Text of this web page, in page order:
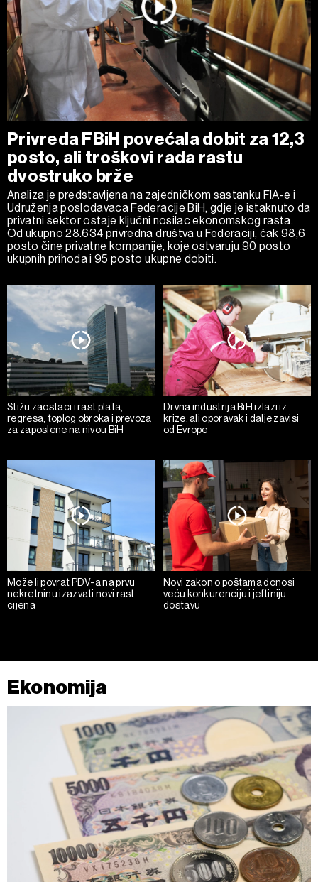
Privreda FBiH povećala dobit za 12,3
posto, ali troškovi rada rastu
dvostruko brže
Analiza je predstavljena na zajedničkom sastanku FIA-e i
Udruženja poslodavaca Federacije BiH, gdje je istaknuto da
privatni sektor ostaje ključni nosilac ekonomskog rasta.
Od ukupno 28.634 privredna društva u Federaciji, čak 98,6
posto čine privatne kompanije, koje ostvaruju 90 posto
ukupnih prihoda i 95 posto ukupne dobiti.
Stižu zaostaci i rast plata,
regresa, toplog obroka i prevoza
za zaposlene na nivou BiH
Drvna industrija BiH izlazi iz
krize, ali oporavak i dalje zavisi
od Evrope
Može li povrat PDV-a na prvu
nekretninu izazvati novi rast
cijena
Novi zakon o poštama donosi
veću konkurenciju i jeftiniju
dostavu
Ekonomija